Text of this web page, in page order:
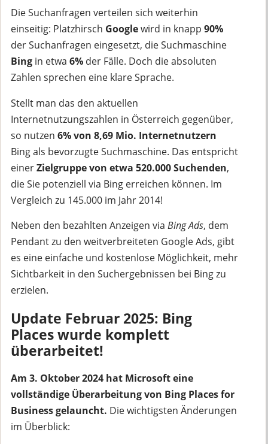
Die Suchanfragen verteilen sich weiterhin
einseitig: Platzhirsch Googlewird in knapp90%
der Suchanfragen eingesetzt, die Suchmaschine
Bing in etwa6% der Fälle. Doch die absoluten
Zahlen sprechen eine klare Sprache.
Stellt man das den aktuellen
Internetnutzungszahlen in Österreich gegenüber,
so nutzen6% von 8,69 Mio. Internetnutzern
Bing als bevorzugte Suchmaschine. Das entspricht
einerZielgruppe von etwa 520.000 Suchenden,
die Sie potenziell via Bing erreichen können. Im
Vergleich zu 145.000 im Jahr 2014!
Neben den bezahlten Anzeigen viaBing Ads, dem
Pendant zu den weitverbreiteten Google Ads, gibt
es eine einfache und kostenlose Möglichkeit, mehr
Sichtbarkeit in den Suchergebnissen bei Bing zu
erzielen.
Update Februar 2025: Bing
Places wurde komplett
überarbeitet!
Am 3. Oktober 2024 hat Microsoft eine
vollständige Überarbeitung von Bing Places for
Business gelauncht. Die wichtigsten Änderungen
im Überblick: